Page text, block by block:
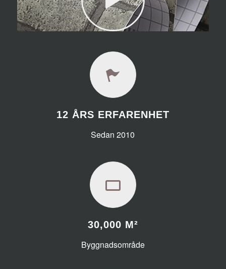
12 ÅRS ERFARENHET
Sedan 2010
30,000 M²
Byggnadsområde